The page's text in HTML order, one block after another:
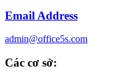
Email Address
admin@office5s.com
Các cơ sở: